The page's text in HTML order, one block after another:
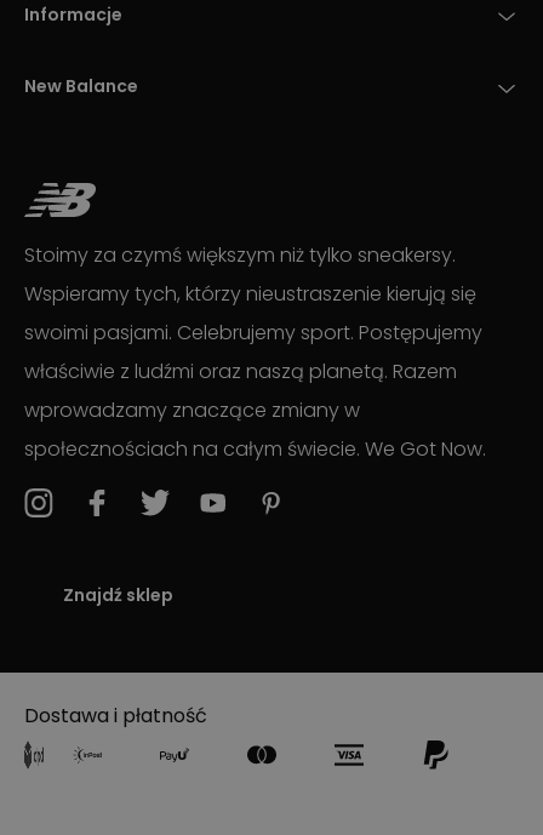
Informacje
New Balance
Stoimy za czymś większym niż tylko sneakersy.
Wspieramy tych, którzy nieustraszenie kierują się
swoimi pasjami. Celebrujemy sport. Postępujemy
właściwie z ludźmi oraz naszą planetą. Razem
wprowadzamy znaczące zmiany w
społecznościach na całym świecie. We Got Now.
Znajdź sklep
Dostawa i płatność